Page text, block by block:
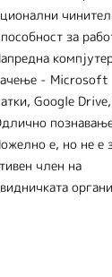
за
- Microsoft
Google
е, но не е
член на